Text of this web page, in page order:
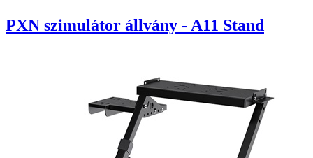
PXN szimulátor állvány - A11 Stand